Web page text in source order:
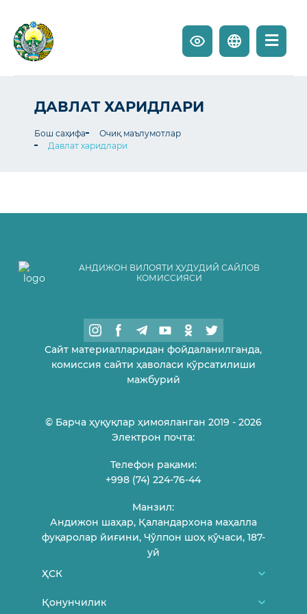
ДАВЛАТ ХАРИДЛАРИ
Бош саҳифа
Очиқ маълумотлар
Давлат харидлари
АНДИЖОН ВИЛОЯТИ ҲУДУДИЙ САЙЛОВ
КОМИССИЯСИ
Сайт материалларидан фойдаланилганда,
комиссия сайти ҳаволаси кўрсатилиши
мажбурий
© Барча ҳуқуқлар ҳимояланган 2019 - 2026
Электрон почта:
Телефон рақами:
+998 (74) 224-76-44
Манзил:
Андижон шаҳар, Қаландархона маҳалла
фуқаролар йиғини, Чўлпон шоҳ кўчаси, 187-
уй
ҲСК
Биз ҳақимизда
Қонунчилик